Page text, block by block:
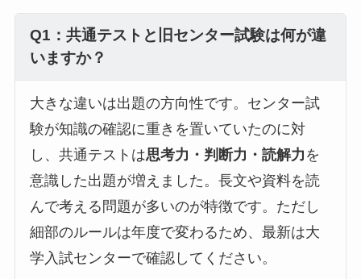
Q1：共通テストと旧センター試験は何が違
いますか？
大きな違いは出題の方向性です。センター試
験が知識の確認に重きを置いていたのに対
し、共通テストは思考力・判断力・読解力 を
意識した出題が増えました。長文や資料を読
んで考える問題が多いのが特徴です。ただし
細部のルールは年度で変わるため、最新は大
学入試センターで確認してください。